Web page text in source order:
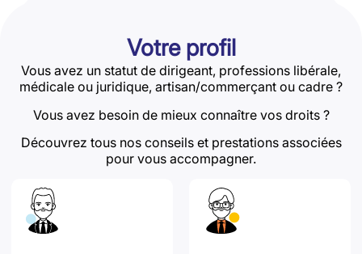
Votre profil
Vous avez un statut de dirigeant, professions libérale,
médicale ou juridique, artisan/commerçant ou cadre ?
Vous avez besoin de mieux connaître vos droits ?
Découvrez tous nos conseils et prestations associées
pour vous accompagner.